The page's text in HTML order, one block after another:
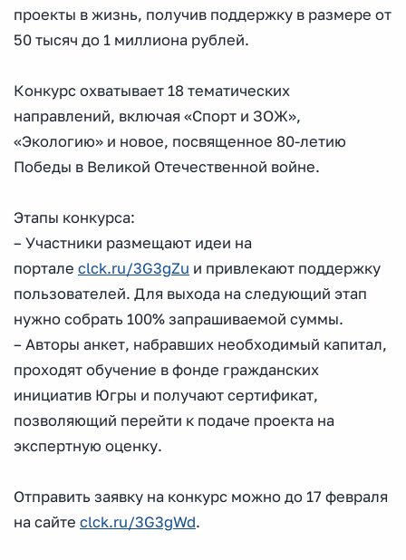
проекты в жизнь, получив поддержку в размере от
50 тысяч до 1 миллиона рублей.
Конкурс охватывает 18 тематических
направлений, включая «Спорт и ЗОЖ»,
«Экологию» и новое, посвященное 80-летию
Победы в Великой Отечественной войне.
Этапы конкурса:
– Участники размещают идеи на
портале clck.ru/3G3gZu и привлекают поддержку
пользователей. Для выхода на следующий этап
нужно собрать 100% запрашиваемой суммы.
– Авторы анкет, набравших необходимый капитал,
проходят обучение в фонде гражданских
инициатив Югры и получают сертификат,
позволяющий перейти к подаче проекта на
экспертную оценку.
Отправить заявку на конкурс можно до 17 февраля
на сайте clck.ru/3G3gWd.